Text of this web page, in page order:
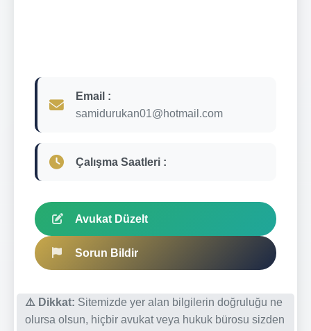
Email :
samidurukan01@hotmail.com
Çalışma Saatleri :
Avukat Düzelt
Sorun Bildir
⚠️ Dikkat: Sitemizde yer alan bilgilerin doğruluğu ne
olursa olsun, hiçbir avukat veya hukuk bürosu sizden